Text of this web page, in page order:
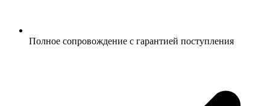
Полное сопровождение с гарантией поступления